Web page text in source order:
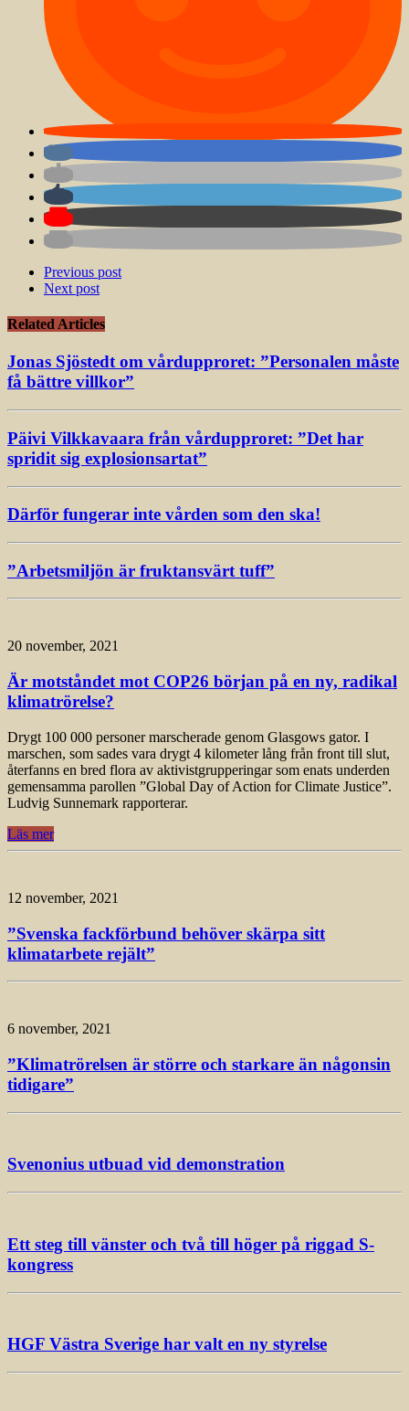
Previous post
Next post
Related Articles
Jonas Sjöstedt om vårdupproret: ”Personalen måste
få bättre villkor”
Päivi Vilkkavaara från vårdupproret: ”Det har
spridit sig explosionsartat”
Därför fungerar inte vården som den ska!
”Arbetsmiljön är fruktansvärt tuff”
20 november, 2021
Är motståndet mot COP26 början på en ny, radikal
klimatrörelse?
Drygt 100 000 personer marscherade genom Glasgows gator. I
marschen, som sades vara drygt 4 kilometer lång från front till slut,
återfanns en bred flora av aktivistgrupperingar som enats underden
gemensamma parollen ”Global Day of Action for Climate Justice”.
Ludvig Sunnemark rapporterar.
Läs mer
12 november, 2021
”Svenska fackförbund behöver skärpa sitt
klimatarbete rejält”
6 november, 2021
”Klimatrörelsen är större och starkare än någonsin
tidigare”
Svenonius utbuad vid demonstration
Ett steg till vänster och två till höger på riggad S-
kongress
HGF Västra Sverige har valt en ny styrelse